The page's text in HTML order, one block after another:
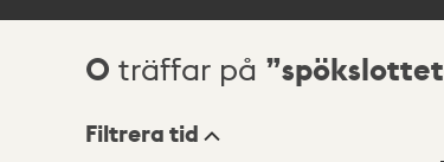
Sökresultat
0 träffar på spökslottet
Filtrera tid